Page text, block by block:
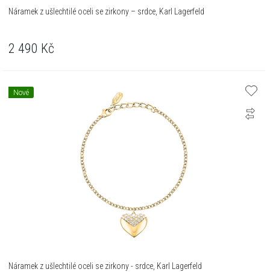
Náramek z ušlechtilé oceli se zirkony – srdce, Karl Lagerfeld
2 490 Kč
Nové
Náramek z ušlechtilé oceli se zirkony - srdce, Karl Lagerfeld